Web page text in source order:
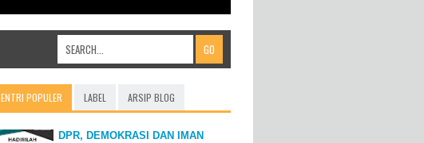
ENTRI POPULER LABEL ARSIP BLOG
DPR, DEMOKRASI DAN IMAN